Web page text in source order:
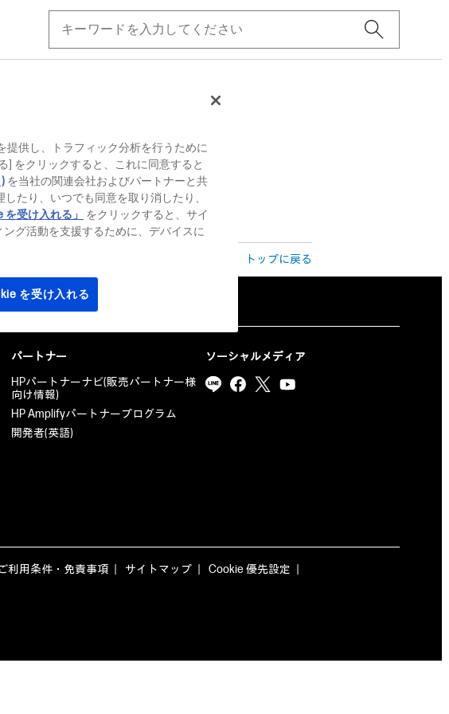
トップに戻る
パートナー
HPパートナーナビ(販売パートナー様
向け情報)
HP Amplifyパートナープログラム
開発者(英語)
ソーシャルメディア
利用条件・免責事項 サイトマップ
Cookie 優先設定
提供し、トラフィック分析を行うために
] をクリックすると、これに同意すると
を当社の関連会社およびパートナーと共
たり、いつでも同意を取り消したり、
を受け入れる」
をクリックすると、サイ
グ活動を支援するために、デバイスに
を受け入れる